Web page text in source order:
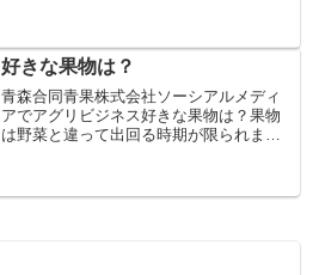
度は最低でも１６度...
好きな果物は？
青森合同青果株式会社ソーシアルメディ
アでアグリビジネス好きな果物は？果物
は野菜と違って出回る時期が限られま